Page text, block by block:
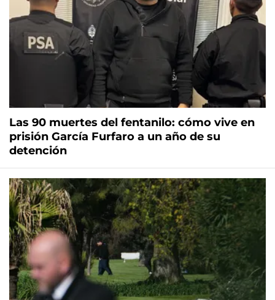
Las 90 muertes del fentanilo: cómo vive en
prisión García Furfaro a un año de su
detención